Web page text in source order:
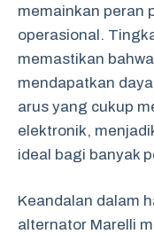
memainkan peran
operasional.
memastikan
mendapatkan
arus yang cukup
elektronik,
ideal bagi banyak
Keandalan dalam
alternator Marelli